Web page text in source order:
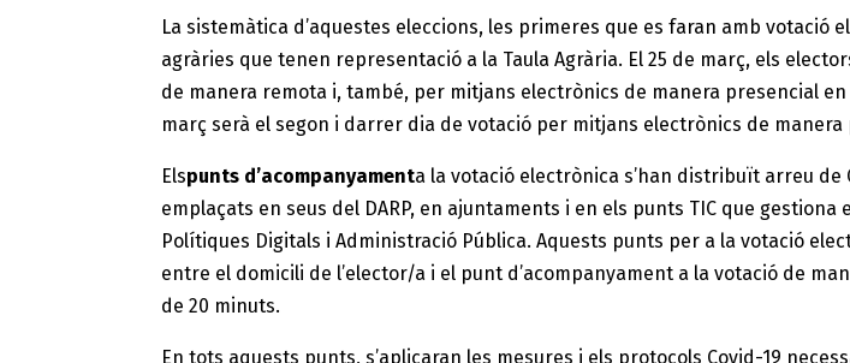
La sistemàtica d’aquestes eleccions, les primeres que es faran amb
agràries que tenen representació a la Taula Agrària. El 25 de març, els
de manera remota i, també, per mitjans electrònics de manera presencial
març serà el segon i darrer dia de votació per mitjans electrònics de
Elspunts d’acompanyamenta la votació electrònica s’han distribuït arreu de
emplaçats en seus del DARP, en ajuntaments i en els punts TIC que
Polítiques Digitals i Administració Pública. Aquests punts per a la votació
entre el domicili de l’elector/a i el punt d’acompanyament a la votació de
de 20 minuts.
En tots aquests punts, s’aplicaran les mesures i els protocols Covid-19